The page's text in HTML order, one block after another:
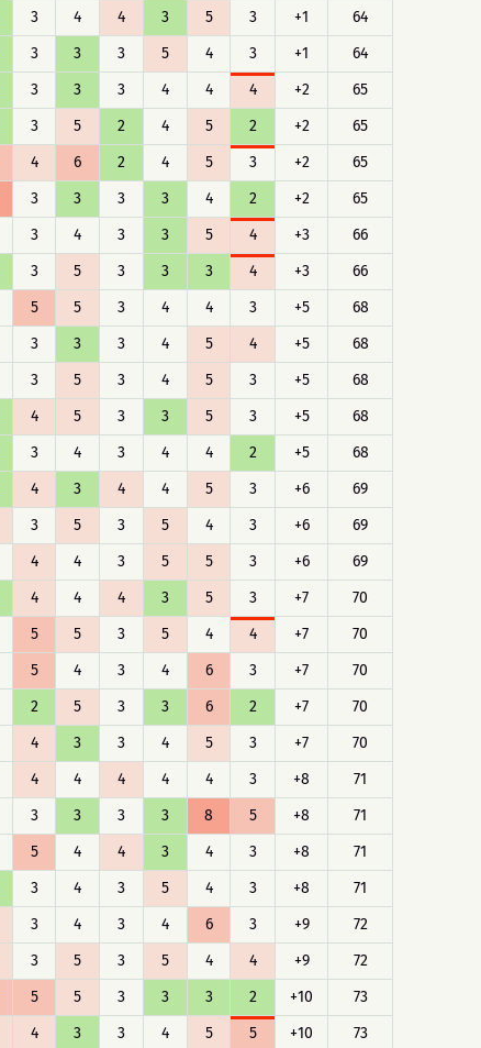
3 4 4 3 5 3 +1
64
3 3 3 5 4 3 +1
64
3 3 3 4 4 4 +2
65
3 5 2 4 5 2 +2
65
4 6 2 4 5 3 +2
65
3 3 3 3 4 2 +2
65
3 4 3 3 5 4 +3
66
3 5 3 3 3 4 +3
66
5 5 3 4 4 3 +5
68
3 3 3 4 5 4 +5
68
3 5 3 4 5 3 +5
68
4 5 3 3 5 3 +5
68
3 4 3 4 4 2 +5
68
4 3 4 4 5 3 +6
69
3 5 3 5 4 3 +6
69
4 4 3 5 5 3 +6
69
4 4 4 3 5 3 +7
70
5 5 3 5 4 4 +7
70
5 4 3 4 6 3 +7
70
2 5 3 3 6 2 +7
70
4 3 3 4 5 3 +7
70
4 4 4 4 4 3 +8
71
3 3 3 3 8 5 +8
71
5 4 4 3 4 3 +8
71
3 4 3 5 4 3 +8
71
3 4 3 4 6 3 +9
72
3 5 3 5 4 4 +9
72
5 5 3 3 3 2 +10
73
4 3 3 4 5 5 +10
73